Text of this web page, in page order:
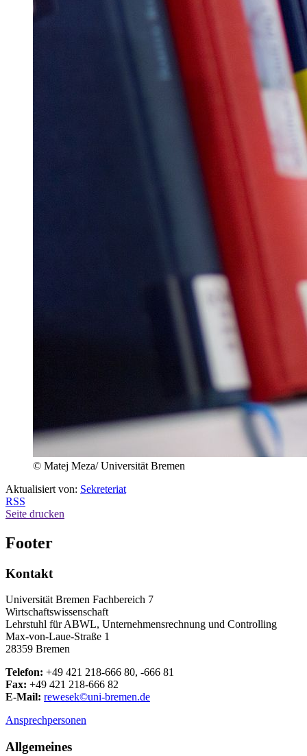
© Matej Meza/ Universität Bremen
Aktualisiert von: Sekreteriat
RSS
Seite drucken
Footer
Kontakt
Universität Bremen Fachbereich 7
Wirtschaftswissenschaft
Lehrstuhl für ABWL, Unternehmensrechnung und Controlling
Max-von-Laue-Straße 1
28359 Bremen
Telefon: +49 421 218-666 80, -666 81
Fax: +49 421 218-666 82
E-Mail: rewesek©uni-bremen.de
Ansprechpersonen
Allgemeines